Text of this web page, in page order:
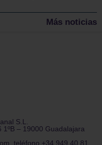
Más noticias
S.L.
1ºB – 19000 Guadalajara
teléfono +34 949 40 81